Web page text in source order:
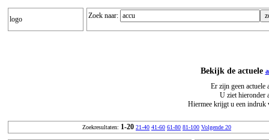
logo Zoek naar:
Bekijk de actuele
Er zijn geen actuele
U ziet hieronder
Hiermee krijgt u een indruk
Zoekresultaten: 1-20 21-40 41-60 61-80 81-100 Volgende 20